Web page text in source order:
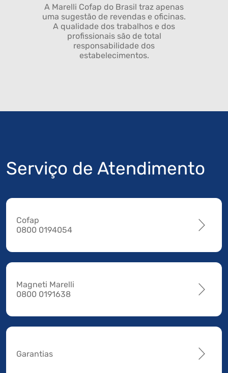
A Marelli Cofap do Brasil traz apenas
uma sugestão de revendas e oficinas.
A qualidade dos trabalhos e dos
profissionais são de total
responsabilidade dos
estabelecimentos.
Serviço de Atendimento
Cofap
0800 0194054
Magneti Marelli
0800 0191638
Garantias